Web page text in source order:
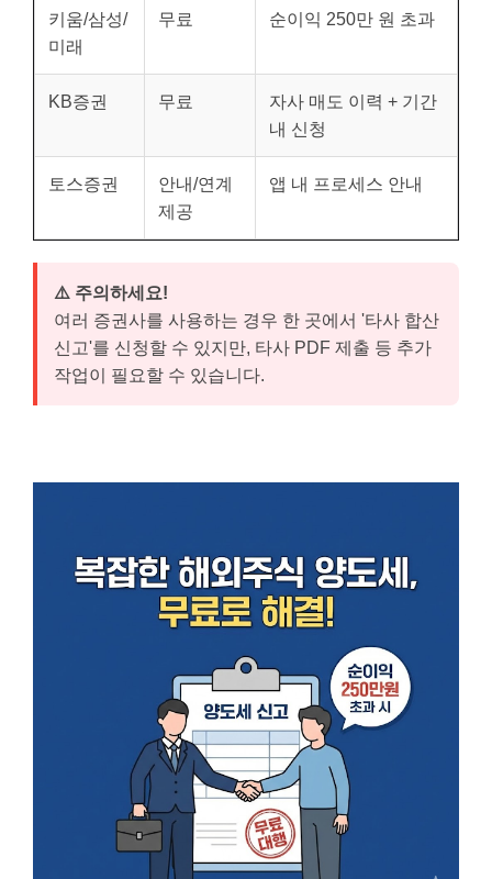
키움/삼성/
미래
무료 순이익 250만 원 초과
KB증권 무료
자사 매도 이력 + 기간
내 신청
토스증권
안내/연계
제공
앱 내 프로세스 안내
⚠️ 주의하세요!
여러 증권사를 사용하는 경우 한 곳에서 '타사 합산
신고'를 신청할 수 있지만, 타사 PDF 제출 등 추가
작업이 필요할 수 있습니다.